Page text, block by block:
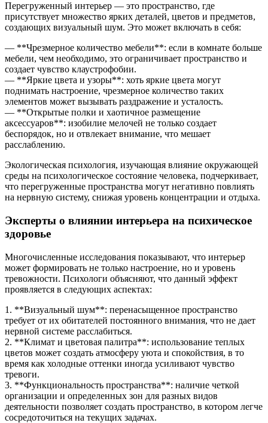
Перегруженный интерьер — это пространство, где
присутствует множество ярких деталей, цветов и предметов,
создающих визуальный шум. Это может включать в себя:
— **Чрезмерное количество мебели**: если в комнате больше
мебели, чем необходимо, это ограничивает пространство и
создает чувство клаустрофобии.
— **Яркие цвета и узоры**: хоть яркие цвета могут
поднимать настроение, чрезмерное количество таких
элементов может вызывать раздражение и усталость.
— **Открытые полки и хаотичное размещение
аксессуаров**: изобилие мелочей не только создает
беспорядок, но и отвлекает внимание, что мешает
расслаблению.
Экологическая психология, изучающая влияние окружающей
среды на психологическое состояние человека, подчеркивает,
что перегруженные пространства могут негативно повлиять
на нервную систему, снижая уровень концентрации и отдыха.
Эксперты о влиянии интерьера на психическое
здоровье
Многочисленные исследования показывают, что интерьер
может формировать не только настроение, но и уровень
тревожности. Психологи объясняют, что данный эффект
проявляется в следующих аспектах:
1. **Визуальный шум**: перенасыщенное пространство
требует от их обитателей постоянного внимания, что не дает
нервной системе расслабиться.
2. **Климат и цветовая палитра**: использование теплых
цветов может создать атмосферу уюта и спокойствия, в то
время как холодные оттенки иногда усиливают чувство
тревоги.
3. **Функциональность пространства**: наличие четкой
организации и определенных зон для разных видов
деятельности позволяет создать пространство, в котором легче
сосредоточиться на текущих задачах.